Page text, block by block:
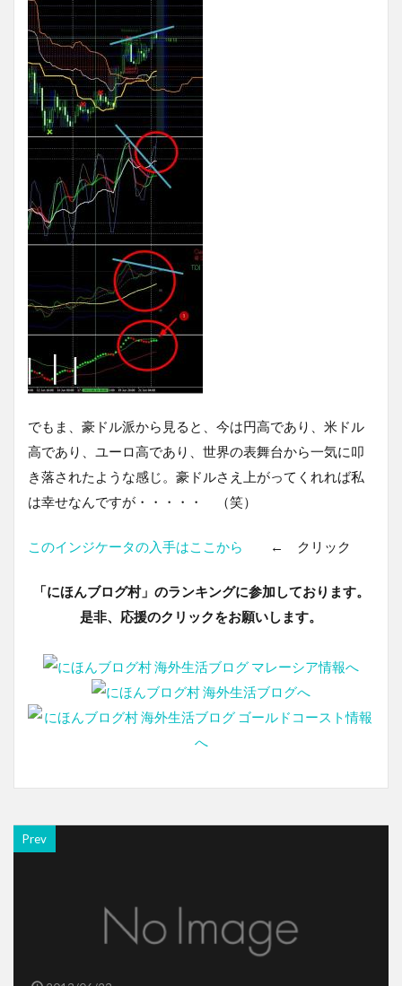
でもま、豪ドル派から見ると、今は円高であり、米ドル
高であり、ユーロ高であり、世界の表舞台から一気に叩
き落されたような感じ。豪ドルさえ上がってくれれば私
は幸せなんですが・・・・・ （笑）
このインジケータの入手はここから ← クリック
「にほんブログ村」のランキングに参加しております。
是非、応援のクリックをお願いします。
Prev